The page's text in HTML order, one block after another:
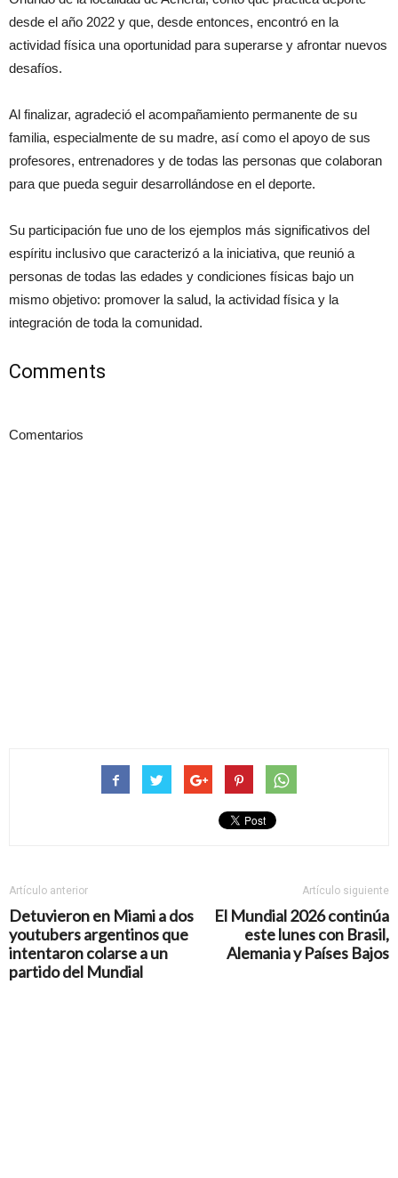
desde el año 2022 y que, desde entonces, encontró en la
actividad física una oportunidad para superarse y afrontar nuevos
desafíos.
Al finalizar, agradeció el acompañamiento permanente de su
familia, especialmente de su madre, así como el apoyo de sus
profesores, entrenadores y de todas las personas que colaboran
para que pueda seguir desarrollándose en el deporte.
Su participación fue uno de los ejemplos más significativos del
espíritu inclusivo que caracterizó a la iniciativa, que reunió a
personas de todas las edades y condiciones físicas bajo un
mismo objetivo: promover la salud, la actividad física y la
integración de toda la comunidad.
Comments
Comentarios
Artículo anterior
Detuvieron en Miami a dos
youtubers argentinos que
intentaron colarse a un
partido del Mundial
Artículo siguiente
El Mundial 2026 continúa
este lunes con Brasil,
Alemania y Países Bajos